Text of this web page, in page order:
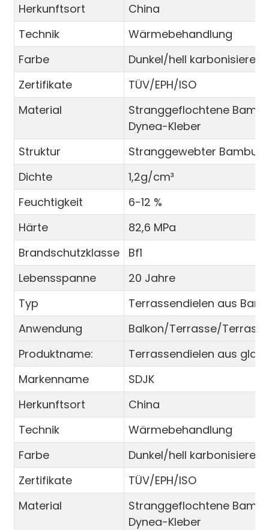
Herkunftsort
China
Technik
Wärmebehandlung
Farbe
Dunkel/hell karbonisieren
Zertifikate
TÜV/EPH/ISO
Material
Stranggeflochtene
Dynea-Kleber
Struktur
Stranggewebter Bambus
Dichte
1,2g/cm³
Feuchtigkeit
6-12 %
Härte
82,6 MPa
Brandschutzklasse
Bf1
Lebensspanne
20 Jahre
Typ
Terrassendielen aus
Anwendung
Balkon/Terrasse/
Produktname:
Terrassendielen aus
Markenname
SDJK
Herkunftsort
China
Technik
Wärmebehandlung
Farbe
Dunkel/hell karbonisieren
Zertifikate
TÜV/EPH/ISO
Material
Stranggeflochtene
Dynea-Kleber